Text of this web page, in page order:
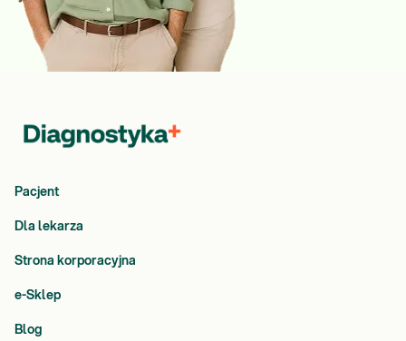
Pacjent
Dla lekarza
Strona korporacyjna
e-Sklep
Blog